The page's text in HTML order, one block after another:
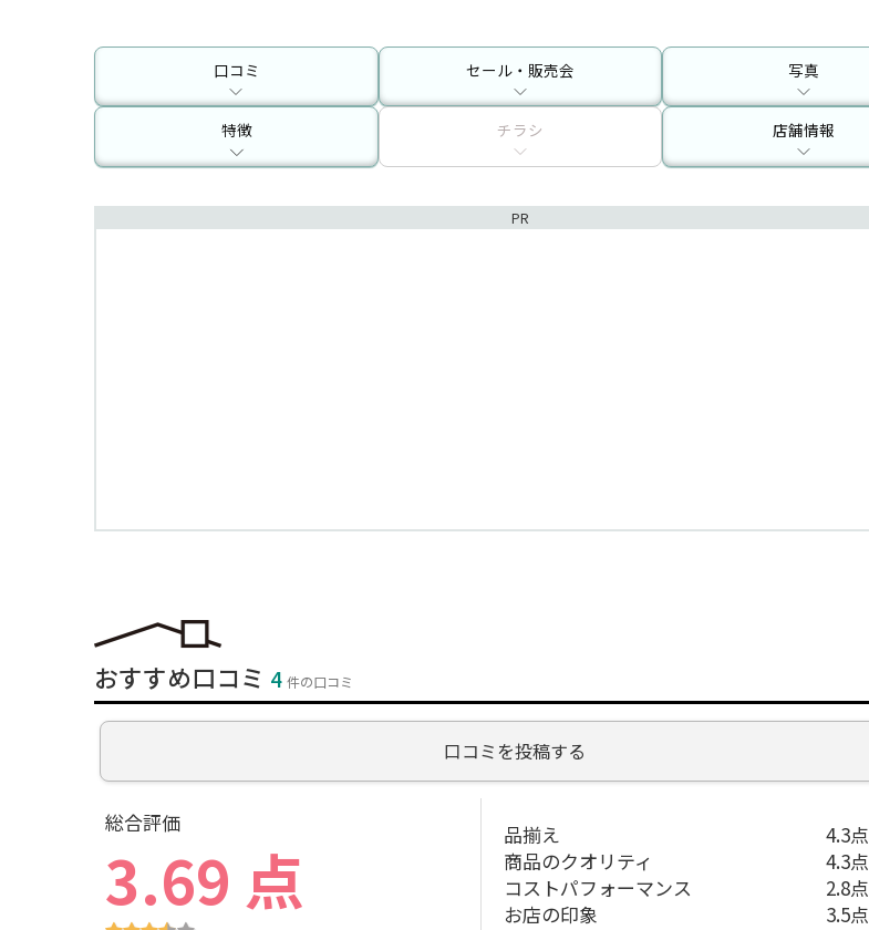
口コミ セール・販売会 写真
特徴 チラシ 店舗情報
PR
おすすめ口コミ 4件の口コミ
口コミを投稿する
総合評価
3.69 点
品揃え
4.3点
商品のクオリティ
4.3点
コストパフォーマンス
2.8点
お店の印象
3.5点